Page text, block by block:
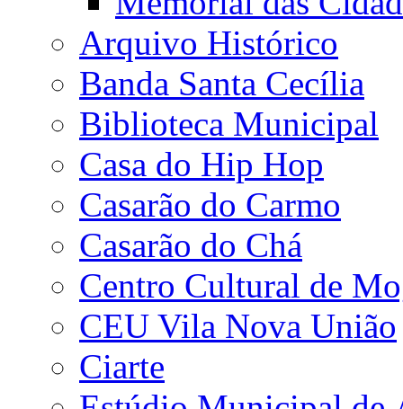
Arquivo Histórico
Banda Santa Cecília
Biblioteca Municipal
Casa do Hip Hop
Casarão do Carmo
Casarão do Chá
Centro Cultural de
CEU Vila Nova União
Ciarte